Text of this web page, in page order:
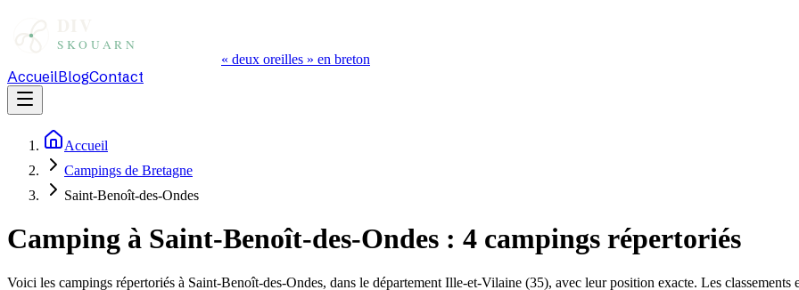
« deux oreilles » en breton
AccueilBlogContact
Accueil
Campings de Bretagne
Saint-Benoît-des-Ondes
Camping à Saint-Benoît-des-Ondes : 4 campings répertoriés
Voici les campings répertoriés à Saint-Benoît-des-Ondes, dans le département Ille-et-Vilaine (35), avec leur position exacte. Les